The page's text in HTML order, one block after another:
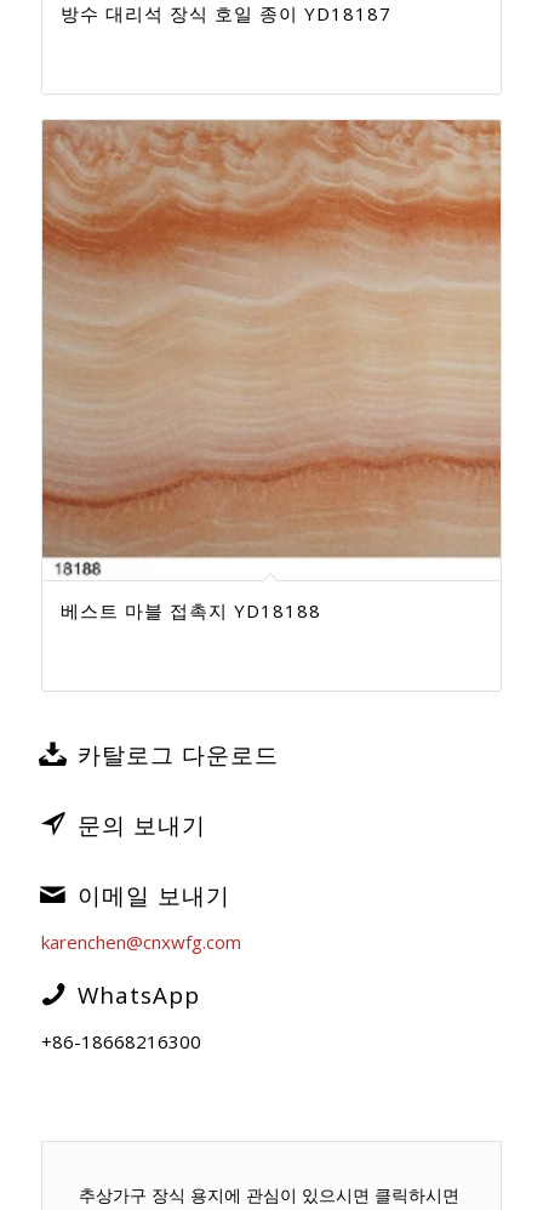
방수 대리석 장식 호일 종이 YD18187
베스트 마블 접촉지 YD18188
카탈로그 다운로드
문의 보내기
이메일 보내기
karenchen@cnxwfg.com
WhatsApp
+86-18668216300
추상가구 장식 용지에 관심이 있으시면 클릭하시면